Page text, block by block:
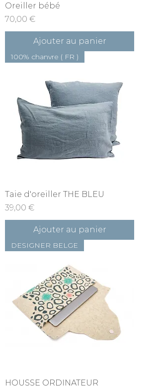
Oreiller bébé
Prix
70,00 €
Ajouter au panier
100% chanvre ( FR )
Taie d'oreiller THE BLEU
Prix
39,00 €
Ajouter au panier
DESIGNER BELGE
HOUSSE ORDINATEUR